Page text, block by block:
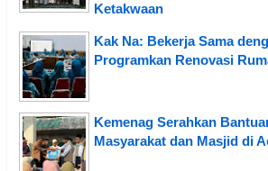
Ketakwaan
Kak Na: Bekerja Sama
Programkan Renovasi
Kemenag Serahkan
Masyarakat dan Masjid di